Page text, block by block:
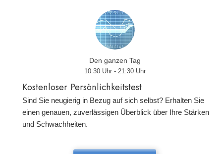
Den ganzen Tag
10:30 Uhr - 21:30 Uhr
Kostenloser Persönlichkeitstest
Sind Sie neugierig in Bezug auf sich selbst? Erhalten Sie
einen genauen, zuverlässigen Überblick über Ihre Stärken
und Schwachheiten.